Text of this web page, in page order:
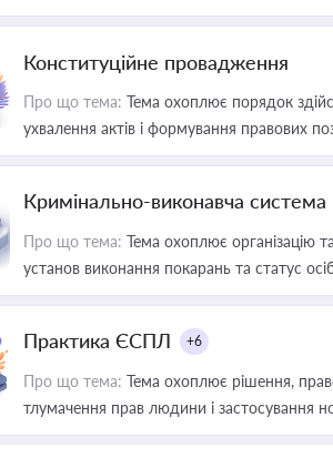
Конституційне провадження
Про що тема: Тема охоплює порядок
ухвалення актів і формування правових
Кримінально-виконавча система
Про що тема: Тема охоплює організацію
установ виконання покарань та статус
Практика ЄСПЛ +6
Про що тема: Тема охоплює рішення,
тлумачення прав людини і застосування